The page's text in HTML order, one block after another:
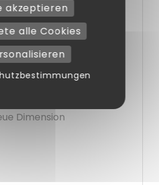
ist es leicht zu verwenden
was es zu einer idealen
und Profis macht.
Ihren alltäglichen
Dimension
akzeptieren
alle Cookies